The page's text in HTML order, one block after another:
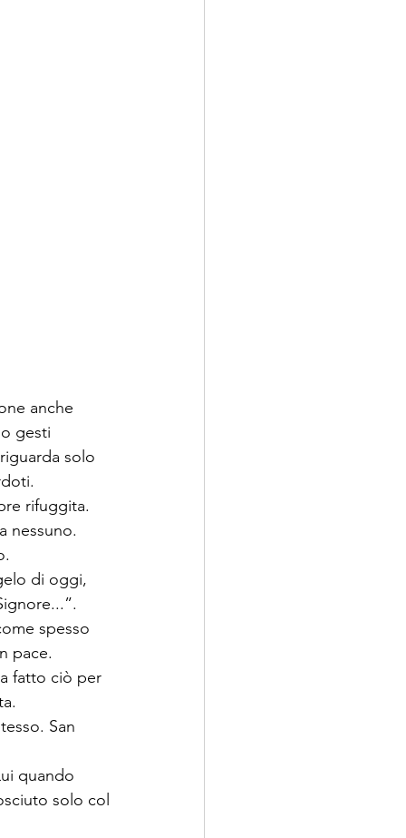
anche
gesti
solo
rifuggita.
nessuno.
di oggi,
spesso
pace.
fatto ciò per
San
quando
solo col